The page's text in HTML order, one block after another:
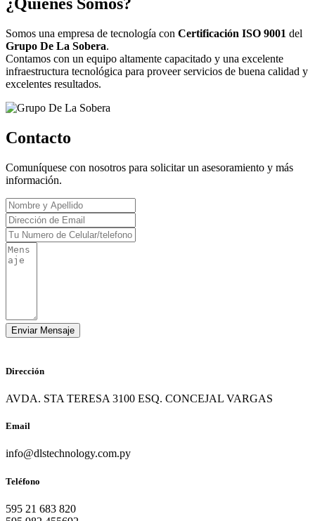
Somos una empresa de tecnología con Certificación ISO 9001 del
Grupo De La Sobera.
Contamos con un equipo altamente capacitado y una excelente
infraestructura tecnológica para proveer servicios de buena calidad y
excelentes resultados.
Contacto
Comuníquese con nosotros para solicitar un asesoramiento y más
información.
Dirección
AVDA. STA TERESA 3100 ESQ. CONCEJAL VARGAS
Email
info@dlstechnology.com.py
Teléfono
595 21 683 820